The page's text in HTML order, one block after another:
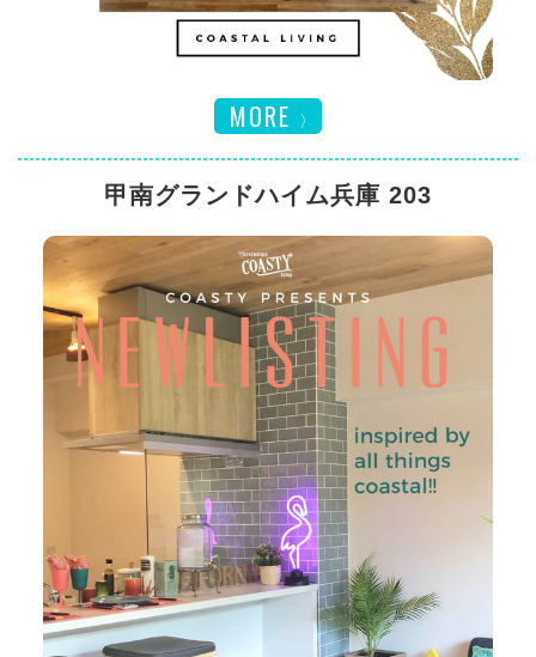
MORE
甲南グランドハイム兵庫 203